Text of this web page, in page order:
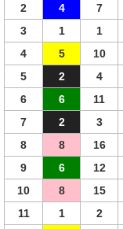
2
4 7
3
1 1
4
5 10
5
2 4
6
6 11
7
2 3
8
8 16
9
6 12
10
8 15
11
1 2